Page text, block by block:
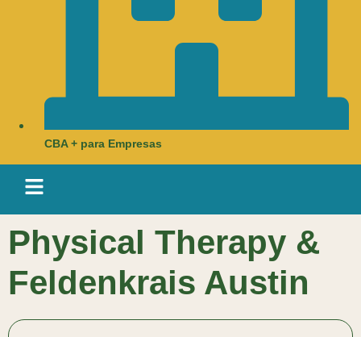
CBA + para Empresas
Physical Therapy &
Feldenkrais Austin